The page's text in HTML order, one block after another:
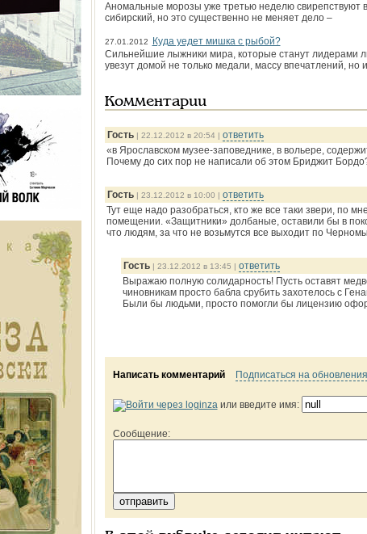
Аномальные морозы уже третью неделю свирепствуют
сибирский, но это суще­ственно не меняет дело –
27.01.2012
Куда уедет мишка с рыбой?
Сильнейшие лыжники мира, которые станут лидерами
увезут домой не только медали, массу впечатлений, но
Комментарии
Гость| 22.12.2012 в 20:54 | ответить
«в Ярославском музее-заповеднике, в вольере,
Почему до сих пор не написали об этом Бриджит
Гость| 23.12.2012 в 10:00 | ответить
Тут еще надо разобраться, кто же все таки звери, по
помещении. «Защитники» долбаные, оставили бы в
что людям, за что не возьмутся все выходит по
Гость| 23.12.2012 в 13:45 | ответить
Выражаю полную солидарность! Пусть оставят
чиновникам просто бабла срубить захотелось с
Были бы людьми, просто помогли бы лицензию
Написать комментарий Подписаться на обновления
или введите имя:
Сообщение: